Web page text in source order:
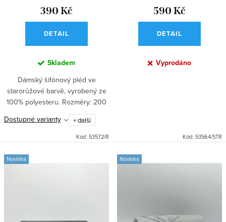
390 Kč
DETAIL
Skladem
Dámský šifónový pléd ve
starorůžové barvě, vyrobený ze
100% polyesteru. Rozměry: 200
x 70 cm. Vhodný nejen pro
družičky, doporučeno ruční praní.
Dostupné varianty + další
Kód: 53572/R
590 Kč
DETAIL
Vyprodáno
Kód: 53564/STR
Novinka Novinka